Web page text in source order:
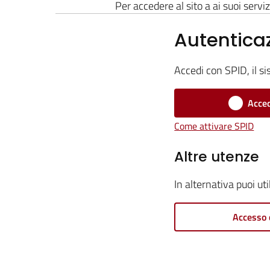
Per accedere al sito a ai suoi
Accedi con SPID, il
Come attivare SPID
Altre utenze
In alternativa puoi